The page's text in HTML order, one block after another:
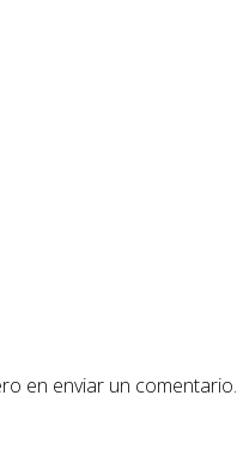
en enviar un comentario.